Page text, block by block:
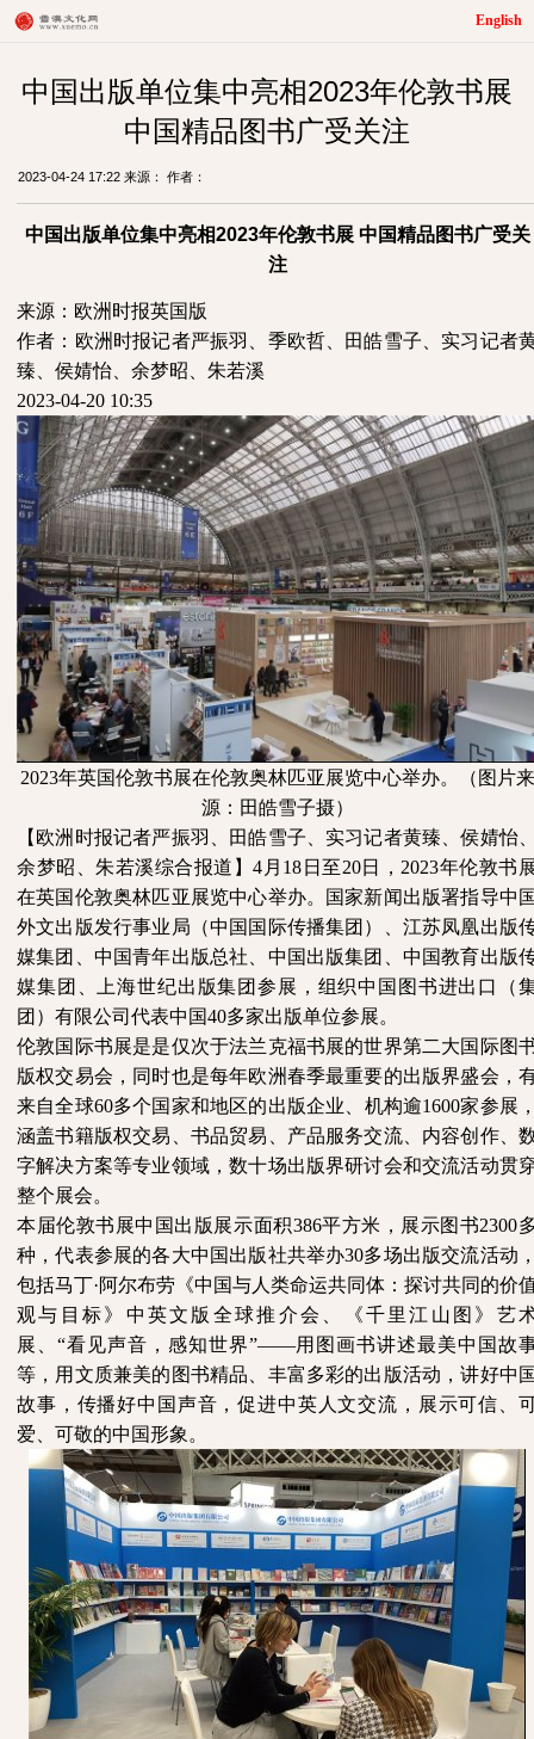
English
中国出版单位集中亮相2023年伦敦书展
中国精品图书广受关注
2023-04-24 17:22 来源： 作者：
中国出版单位集中亮相2023年伦敦书展 中国精品图书广受关
注
来源：欧洲时报英国版
作者：欧洲时报记者严振羽、季欧哲、田皓雪子、实习记者
臻、侯婧怡、余梦昭、朱若溪
2023-04-20 10:35
2023年英国伦敦书展在伦敦奥林匹亚展览中心举办。（图片来
源：田皓雪子摄）
【欧洲时报记者严振羽、田皓雪子、实习记者黄臻、侯婧怡
余梦昭、朱若溪综合报道】4月18日至20日，2023年伦敦书
在英国伦敦奥林匹亚展览中心举办。国家新闻出版署指导中
外文出版发行事业局（中国国际传播集团）、江苏凤凰出版
媒集团、中国青年出版总社、中国出版集团、中国教育出版
媒集团、上海世纪出版集团参展，组织中国图书进出口（
团）有限公司代表中国40多家出版单位参展。
伦敦国际书展是是仅次于法兰克福书展的世界第二大国际图
版权交易会，同时也是每年欧洲春季最重要的出版界盛会，
来自全球60多个国家和地区的出版企业、机构逾1600家参展
涵盖书籍版权交易、书品贸易、产品服务交流、内容创作、
字解决方案等专业领域，数十场出版界研讨会和交流活动贯
整个展会。
本届伦敦书展中国出版展示面积386平方米，展示图书2300
种，代表参展的各大中国出版社共举办30多场出版交流活动
包括马丁·阿尔布劳《中国与人类命运共同体：探讨共同的价
观与目标》中英文版全球推介会、《千里江山图》艺
展、“看见声音，感知世界”——用图画书讲述最美中国故
等，用文质兼美的图书精品、丰富多彩的出版活动，讲好中
故事，传播好中国声音，促进中英人文交流，展示可信、
爱、可敬的中国形象。